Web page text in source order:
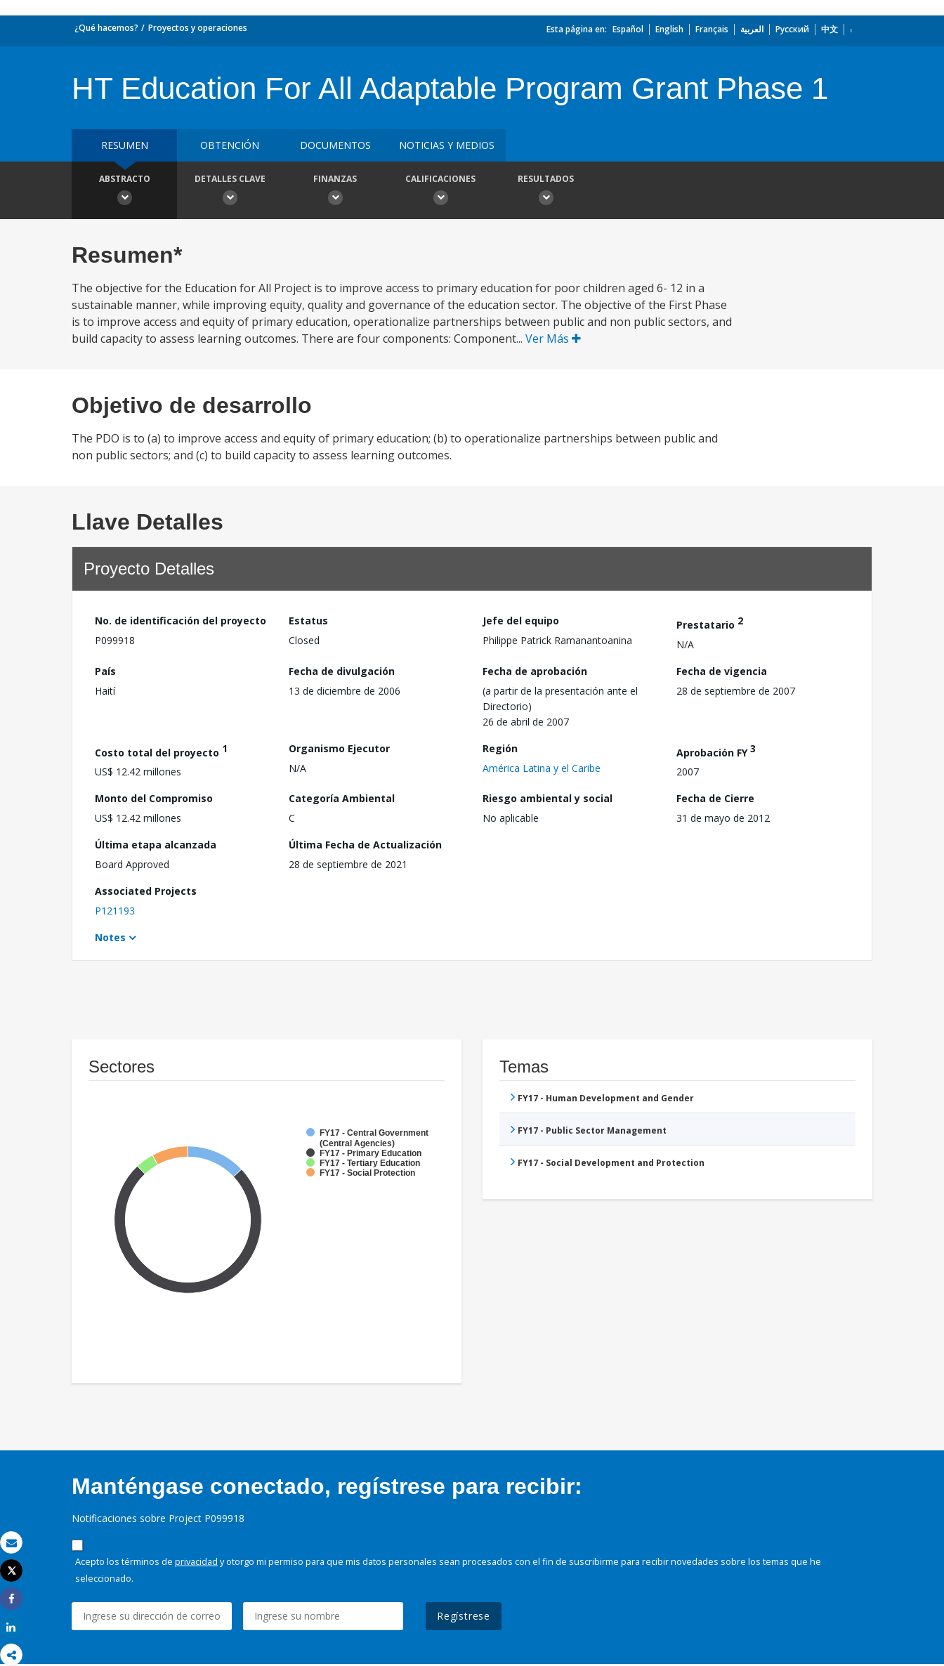
Correo electrónico
Imprimir
Tweet
Share
¿Qué hacemos? Proyectos y operaciones Esta página en: Español English Français العربية Русский 中文
HT Education For All Adaptable Program Grant Phase 1
RESUMEN OBTENCIÓN DOCUMENTOS NOTICIAS Y MEDIOS
ABSTRACTO DETALLES CLAVE FINANZAS CALIFICACIONES RESULTADOS
Resumen*
The objective for the Education for All Project is to improve access to primary education for poor children aged 6- 12 in a
sustainable manner, while improving equity, quality and governance of the education sector. The objective of the First Phase
is to improve access and equity of primary education, operationalize partnerships between public and non public sectors, and
build capacity to assess learning outcomes. There are four components: Component... Ver Más
Objetivo de desarrollo
The PDO is to (a) to improve access and equity of primary education; (b) to operationalize partnerships between public and
non public sectors; and (c) to build capacity to assess learning outcomes.
Llave Detalles
Proyecto Detalles
No. de identificación del proyecto
P099918
Estatus
Closed
Jefe del equipo
Philippe Patrick Ramanantoanina
Prestatario 2
N/A
País
Haití
Fecha de divulgación
13 de diciembre de 2006
Fecha de aprobación
(a partir de la presentación ante el
Directorio)
26 de abril de 2007
Fecha de vigencia
28 de septiembre de 2007
Costo total del proyecto 1
US$ 12.42 millones
Organismo Ejecutor
N/A
Región
América Latina y el Caribe
Aprobación FY3
2007
Monto del Compromiso
US$ 12.42 millones
Categoría Ambiental
C
Riesgo ambiental y social
No aplicable
Fecha de Cierre
31 de mayo de 2012
Última etapa alcanzada
Board Approved
Última Fecha de Actualización
28 de septiembre de 2021
Associated Projects
P121193
Notes
Sectores
FY17 - Central Government
(Central Agencies)
FY17 - Primary Education
FY17 - Tertiary Education
FY17 - Social Protection
Temas
FY17 - Human Development and Gender
FY17 - Public Sector Management
FY17 - Social Development and Protection
Manténgase conectado, regístrese para recibir:
Notificaciones sobre Project P099918
Acepto los términos de privacidad y otorgo mi permiso para que mis datos personales sean procesados con el fin de suscribirme para recibir novedades sobre los temas que he
seleccionado.
Regístrese